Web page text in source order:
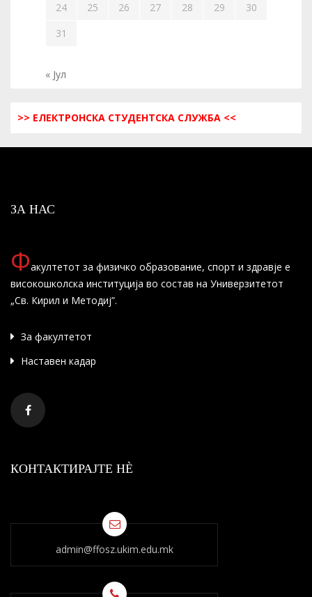
24
25 26 27 28 29
30
31
« Јул
>> ЕЛЕКТРОНСКА СТУДЕНТСКА СЛУЖБА <<
ЗА НАС
Факултетот за физичко образование, спорт и здравје е
високошколска институција во состав на Универзитетот
„Св. Кирил и Методиј”.
За факултетот
Наставен кадар
КОНТАКТИРАЈТЕ НÈ
admin@ffosz.ukim.edu.mk